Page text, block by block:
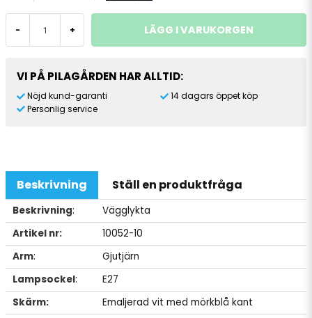
- + LÄGG I VARUKORGEN
VI PÅ PILAGÅRDEN HAR ALLTID:
Nöjd kund-garanti
Personlig service
14 dagars öppet köp
Beskrivning Ställ en produktfråga
Beskrivning:
Vägglykta
Artikel nr:
10052-10
Arm:
Gjutjärn
Lampsockel:
E27
Skärm:
Emaljerad vit med mörkblå kant